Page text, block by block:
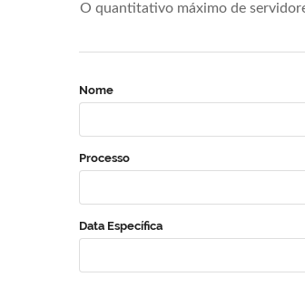
O quantitativo máximo de
Nome
Processo
Data Específica